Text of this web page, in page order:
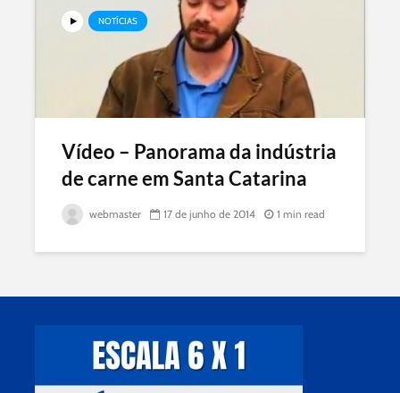
NOTÍCIAS
Vídeo – Panorama da indústria
de carne em Santa Catarina
webmaster 17 de junho de 2014 1 min read